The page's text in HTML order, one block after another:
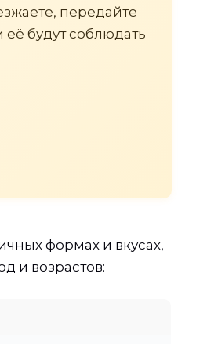
передайте
её будут соблюдать
формах и вкусах,
и возрастов: